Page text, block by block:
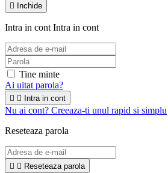
 Inchide
Intra in cont Intra in cont
Tine minte
Ai uitat parola?
  Intra in cont
Nu ai cont? Creeaza-ti unul rapid si simplu
Reseteaza parola
  Reseteaza parola